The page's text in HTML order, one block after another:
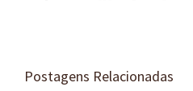
Postagens Relacionadas